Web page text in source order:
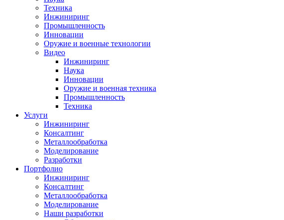
Техника
Инжиниринг
Промышленность
Инновации
Оружие и военные технологии
Видео
Инжиниринг
Наука
Инновации
Оружие и военная техника
Промышленность
Техника
Услуги
Инжиниринг
Консалтинг
Металлообработка
Моделирование
Разработки
Портфолио
Инжиниринг
Консалтинг
Металлообработка
Моделирование
Наши разработки